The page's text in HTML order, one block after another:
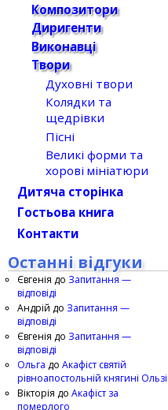
Композитори
Диригенти
Виконавці
Твори
Духовні твори
Колядки та
щедрівки
Пісні
Великі форми та
хорові мініатюри
Дитяча сторінка
Гостьова книга
Контакти
Останні відгуки
Євгенія до Запитання —
відповіді
Андрій до Запитання —
відповіді
Євгенія до Запитання —
відповіді
Ольга до Акафіст святій
рівноапостольній княгині Ользі
Вікторія до Акафіст за
померлого